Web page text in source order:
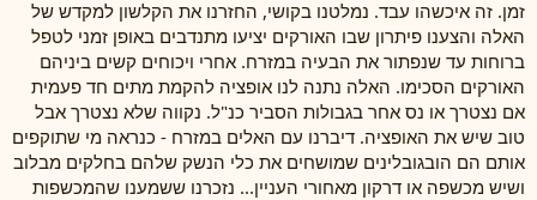
זמן. זה איכשהו עבד. נמלטנו בקושי, החזרנו את הקלשון למקדש של
האלה והצענו פיתרון שבו האורקים יציעו מתנדבים באופן זמני לטפל
ברוחות עד שנפתור את הבעיה במזרח. אחרי ויכוחים קשים ביניהם
האורקים הסכימו. האלה נתנה לנו אופציה להקמת מתים חד פעמית
אם נצטרך או נס אחר בגבולות הסביר כנ"ל. נקווה שלא נצטרך אבל
טוב שיש את האופציה. דיברנו עם האלים במזרח - כנראה מי שתוקפים
אותם הם הובגובלינים שמושחים את כלי הנשק שלהם בחלקים מבלוב
ושיש מכשפה או דרקון מאחורי העניין... נזכרנו ששמענו שהמכשפות